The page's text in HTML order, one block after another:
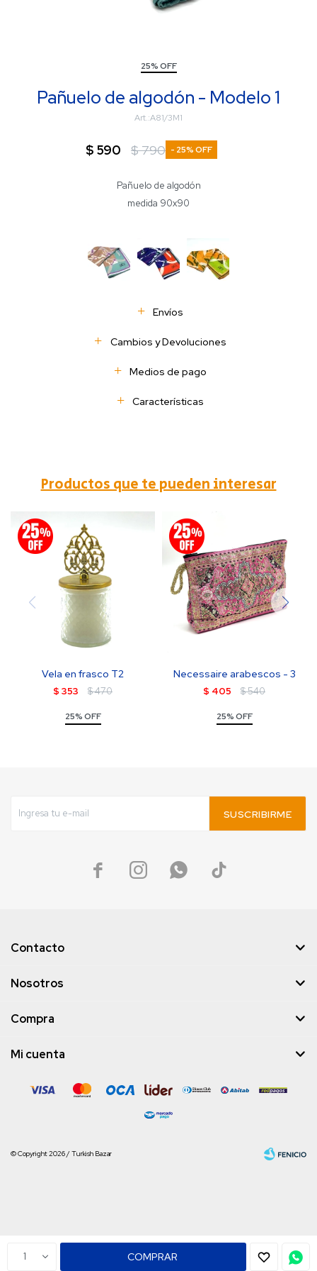
25% OFF
Pañuelo de algodón - Modelo 1
A81/3M1
$ 590 $790 25
Pañuelo de algodón
medida 90x90
1 COMPRAR
Envíos
Cambios y Devoluciones
Medios de pago
Características
Productos que te pueden interesar
Vela en frasco T2
$ 353 $470
25% OFF
Necessaire arabescos - 3
$ 405 $540
25% OFF
SUSCRIBIRME
   
Contacto
Nosotros
Compra
Mi cuenta
© Copyright 2026 / Turkish Bazar